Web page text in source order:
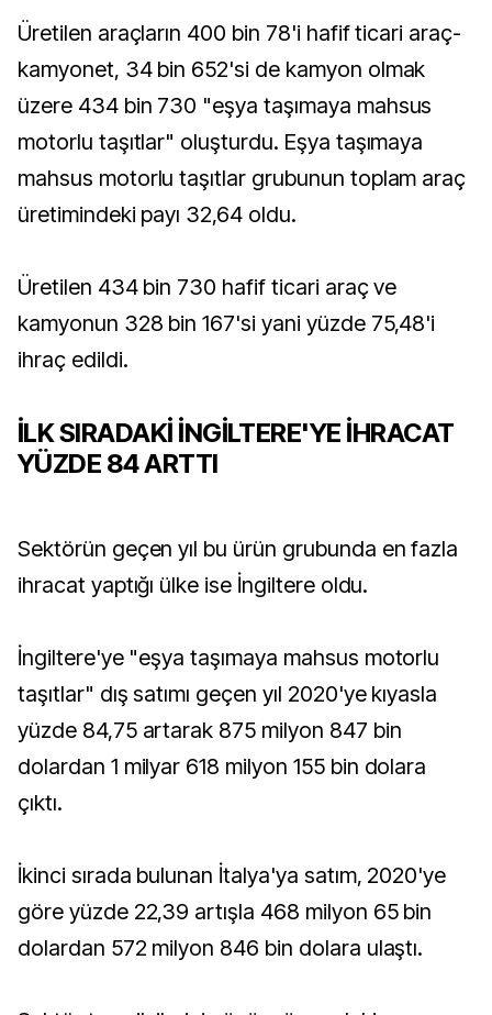
Üretilen araçların 400 bin 78'i hafif ticari araç-
kamyonet, 34 bin 652'si de kamyon olmak
üzere 434 bin 730 "eşya taşımaya mahsus
motorlu taşıtlar" oluşturdu. Eşya taşımaya
mahsus motorlu taşıtlar grubunun toplam araç
üretimindeki payı 32,64 oldu.
Üretilen 434 bin 730 hafif ticari araç ve
kamyonun 328 bin 167'si yani yüzde 75,48'i
ihraç edildi.
İLK SIRADAKİ İNGİLTERE'YE İHRACAT
YÜZDE 84 ARTTI
Sektörün geçen yıl bu ürün grubunda en fazla
ihracat yaptığı ülke ise İngiltere oldu.
İngiltere'ye "eşya taşımaya mahsus motorlu
taşıtlar" dış satımı geçen yıl 2020'ye kıyasla
yüzde 84,75 artarak 875 milyon 847 bin
dolardan 1 milyar 618 milyon 155 bin dolara
çıktı.
İkinci sırada bulunan İtalya'ya satım, 2020'ye
göre yüzde 22,39 artışla 468 milyon 65 bin
dolardan 572 milyon 846 bin dolara ulaştı.